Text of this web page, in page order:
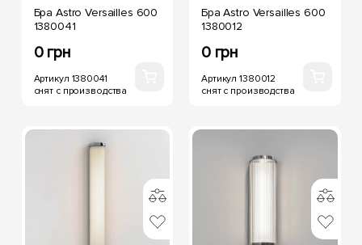
Бра Astro Versailles 600
1380041
0 грн
Артикул 1380041
снят с производства
Бра Astro Versailles 600
1380012
0 грн
Артикул 1380012
снят с производства